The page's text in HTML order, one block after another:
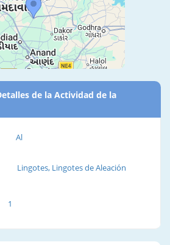
de la Actividad de la
Al
Lingotes, Lingotes de Aleación
1